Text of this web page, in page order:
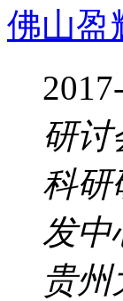
佛山盈
研
科研
发中
贵